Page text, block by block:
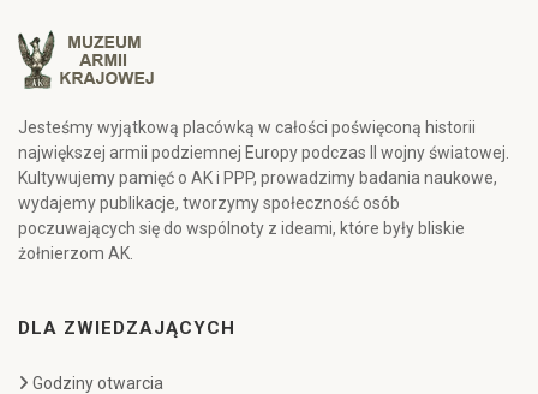
Jesteśmy wyjątkową placówką w całości poświęconą historii
największej armii podziemnej Europy podczas II wojny światowej.
Kultywujemy pamięć o AK i PPP, prowadzimy badania naukowe,
wydajemy publikacje, tworzymy społeczność osób
poczuwających się do wspólnoty z ideami, które były bliskie
żołnierzom AK.
DLA ZWIEDZAJĄCYCH
Godziny otwarcia